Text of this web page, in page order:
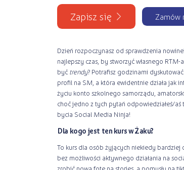
Zapisz się Zamów
Dzień rozpoczynasz od sprawdzenia
najlepszy czas, by stworzyć własnego
być trendy? Potrafisz godzinami
profil na SM, a która ewidentnie działa jak
życiu konto szkolnego samorządu,
choć jedno z tych pytań odpowiedziałeś/
bycia Social Media Ninja!
Dla kogo jest ten kurs w Żaku?
To kurs dla osób żyjących niekiedy
bez możliwości aktywnego działania na
zrobić nową fotę na stories, a pomysły na